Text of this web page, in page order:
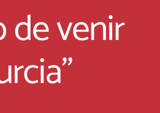
de venir